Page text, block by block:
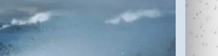
עדי כהן ז"ל (1987-
2006)
בין נתניה לחיפה